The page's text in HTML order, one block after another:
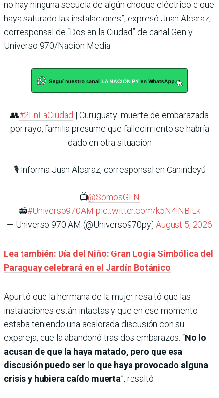
no hay ninguna secuela de algún choque eléctrico o que
haya saturado las instalaciones”, expresó Juan Alcaraz,
corresponsal de “Dos en la Ciudad” de canal Gen y
Universo 970/Nación Media.
👥#2EnLaCiudad | Curuguaty: muerte de embarazada
por rayo, familia presume que fallecimiento se habría
dado en otra situación
🎙️ Informa Juan Alcaraz, corresponsal en Canindeyú
📺@SomosGEN
📻#Universo970AM pic.twitter.com/k5N4lNBiLk
— Universo 970 AM (@Universo970py) August 5, 2026
Lea también: Día del Niño: Gran Logia Simbólica del
Paraguay celebrará en el Jardín Botánico
Apuntó que la hermana de la mujer resaltó que las
instalaciones están intactas y que en ese momento
estaba teniendo una acalorada discusión con su
expareja, que la abandonó tras dos embarazos. “No lo
acusan de que la haya matado, pero que esa
discusión puedo ser lo que haya provocado alguna
crisis y hubiera caído muerta”, resaltó.